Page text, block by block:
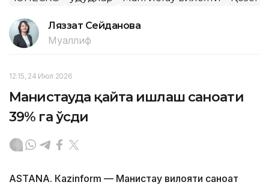
Ляззат Сейданова
Муаллиф
12:15, 24 Июл 2026
Манғистауда қайта ишлаш саноати
39% га ўсди
ASTANА. Кazinform — Манғистау вилояти саноат